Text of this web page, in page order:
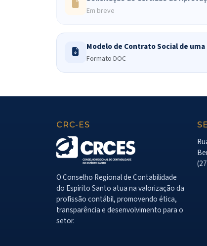
Em breve
Modelo de Contrato Social de
Formato DOC
CRC-ES
O Conselho Regional de Contabilidade
do Espírito Santo atua na valorização da
profissão contábil, promovendo ética,
transparência e desenvolvimento para o
setor.